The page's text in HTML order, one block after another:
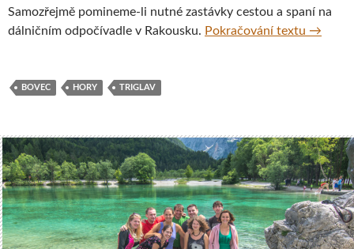
Samozřejmě pomineme-li nutné zastávky cestou a spaní na
dálničním odpočívadle v Rakousku. Pokračování textu Občina
→
BOVEC HORY TRIGLAV